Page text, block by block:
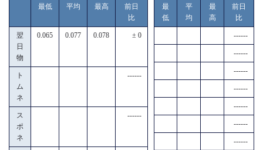
最低 平均 最高
前日
比
翌
日
物
0.065 0.077 0.078 ± 0
ト
ム
ネ
------
ス
ポ
ネ
------
最
低
平
均
最
高
前日
比
------
------
------
------
------
------
------